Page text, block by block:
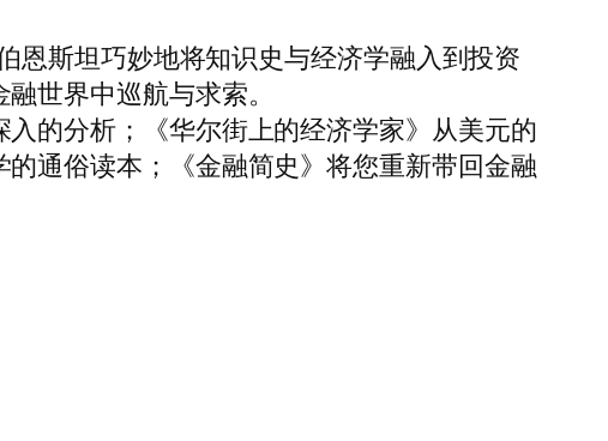
恩斯坦巧妙地将知识史与经济学融入到投资
世界中巡航与求索。
的分析；《华尔街上的经济学家》从美元的
通俗读本；《金融简史》将您重新带回金融